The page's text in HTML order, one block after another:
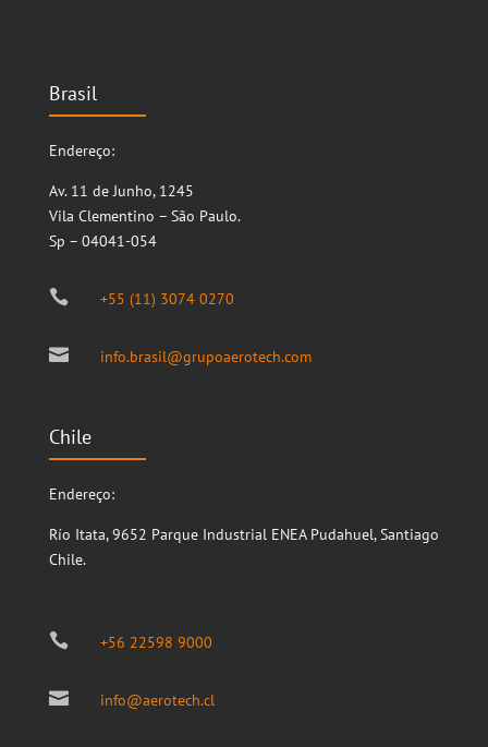
Brasil
Endereço:
Av. 11 de Junho, 1245
Vila Clementino – São Paulo.
Sp – 04041-054
 +55 (11) 3074 0270
 info.brasil@grupoaerotech.com
Chile
Endereço:
Río Itata, 9652 Parque Industrial ENEA Pudahuel, Santiago
Chile.
 +56 22598 9000
 info@aerotech.cl